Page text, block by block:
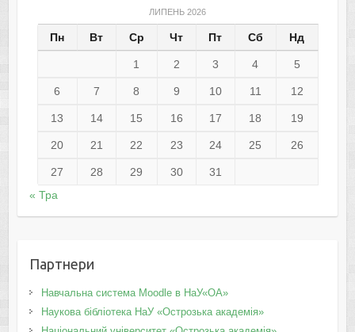
ЛИПЕНЬ 2026
Пн Вт Ср Чт Пт Сб Нд
1 2 3 4 5
6 7 8 9 10 11 12
13 14 15 16 17 18 19
20 21 22 23 24 25 26
27 28 29 30
31
« Тра
Партнери
Навчальна система Moodle в НаУ«ОА»
Наукова бібліотека НаУ «Острозька академія»